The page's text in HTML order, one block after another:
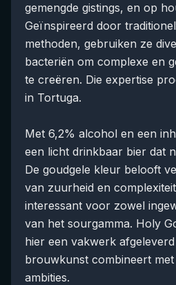
gemengde gistings, en op
Geïnspireerd door
methoden, gebruiken ze
bacteriën om complexe en
te creëren. Die expertise
in Tortuga.
Met 6,2% alcohol en een
een licht drinkbaar bier dat
De goudgele kleur belooft
van zuurheid en
interessant voor zowel
van het sourgamma. Holy
hier een vakwerk
brouwkunst combineert
ambities.